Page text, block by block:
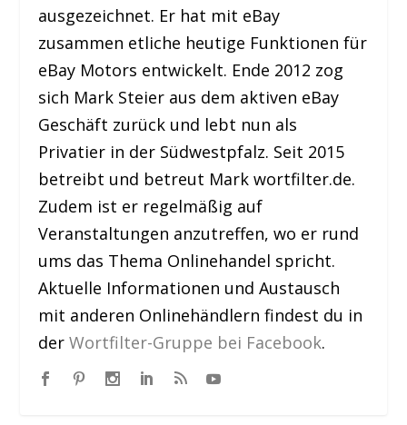
ausgezeichnet. Er hat mit eBay
zusammen etliche heutige Funktionen für
eBay Motors entwickelt. Ende 2012 zog
sich Mark Steier aus dem aktiven eBay
Geschäft zurück und lebt nun als
Privatier in der Südwestpfalz. Seit 2015
betreibt und betreut Mark wortfilter.de.
Zudem ist er regelmäßig auf
Veranstaltungen anzutreffen, wo er rund
ums das Thema Onlinehandel spricht.
Aktuelle Informationen und Austausch
mit anderen Onlinehändlern findest du in
derWortfilter-Gruppe bei Facebook.